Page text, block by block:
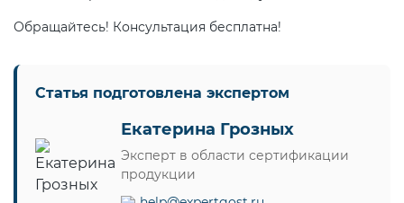
Обращайтесь! Консультация бесплатна!
Статья подготовлена экспертом
Екатерина Грозных
Эксперт в области сертификации
продукции